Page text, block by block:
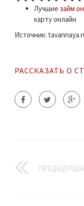
Лучшие займ
карту онлайн
Источник:
РАССКАЗАТЬ О